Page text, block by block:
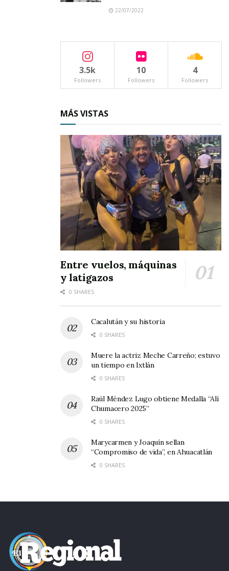
compensar esta racha cuando regresen al
sus puestos temporales.
22/07/2022
3.5k
Followers
10
Followers
4
Followers
MÁS VISTAS
Entre vuelos, máquinas
y latigazos
0 SHARES
Cacalután y su historia
0 SHARES
Muere la actriz Meche Carreño; estuvo
un tiempo en Ixtlán
0 SHARES
Raúl Méndez Lugo obtiene Medalla “Alí
Chumacero 2025”
0 SHARES
Marycarmen y Joaquín sellan
“Compromiso de vida”, en Ahuacatlán
0 SHARES